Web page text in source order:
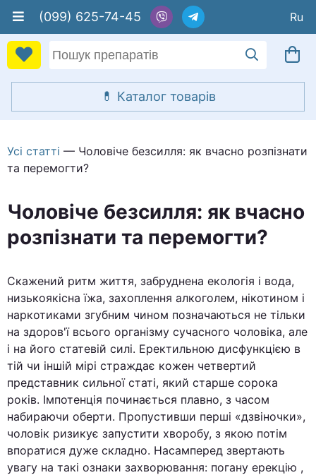
(099) 625-74-45
Усі статті — Чоловіче безсилля: як вчасно розпізнати
та перемогти?
Чоловіче безсилля: як вчасно
розпізнати та перемогти?
Скажений ритм життя, забруднена екологія і вода,
низькоякісна їжа, захоплення алкоголем, нікотином і
наркотиками згубним чином позначаються не тільки
на здоров'ї всього організму сучасного чоловіка, але
і на його статевій силі. Еректильною дисфункцією в
тій чи іншій мірі страждає кожен четвертий
представник сильної статі, який старше сорока
років. Імпотенція починається плавно, з часом
набираючи оберти. Пропустивши перші «дзвіночки»,
чоловік ризикує запустити хворобу, з якою потім
впоратися дуже складно. Насамперед звертають
увагу на такі ознаки захворювання: погану ерекцію ,